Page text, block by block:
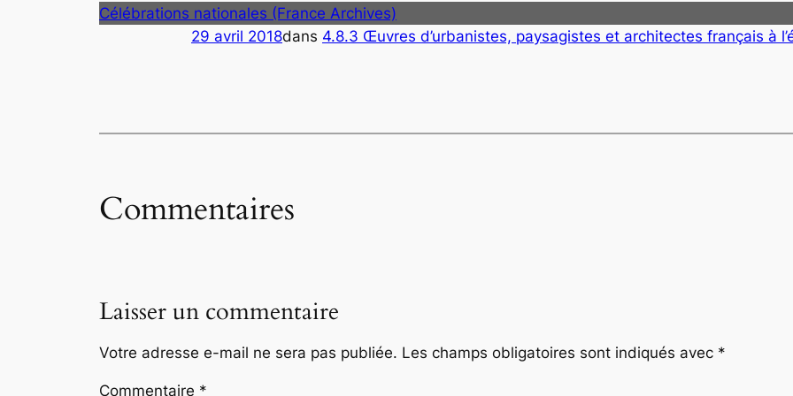
Célébrations nationales (France Archives)
29 avril 2018dans 4.8.3 Œuvres d’urbanistes, paysagistes et architectes français à
Commentaires
Laisser un commentaire
Votre adresse e-mail ne sera pas publiée. Les champs obligatoires sont indiqués avec *
Commentaire *